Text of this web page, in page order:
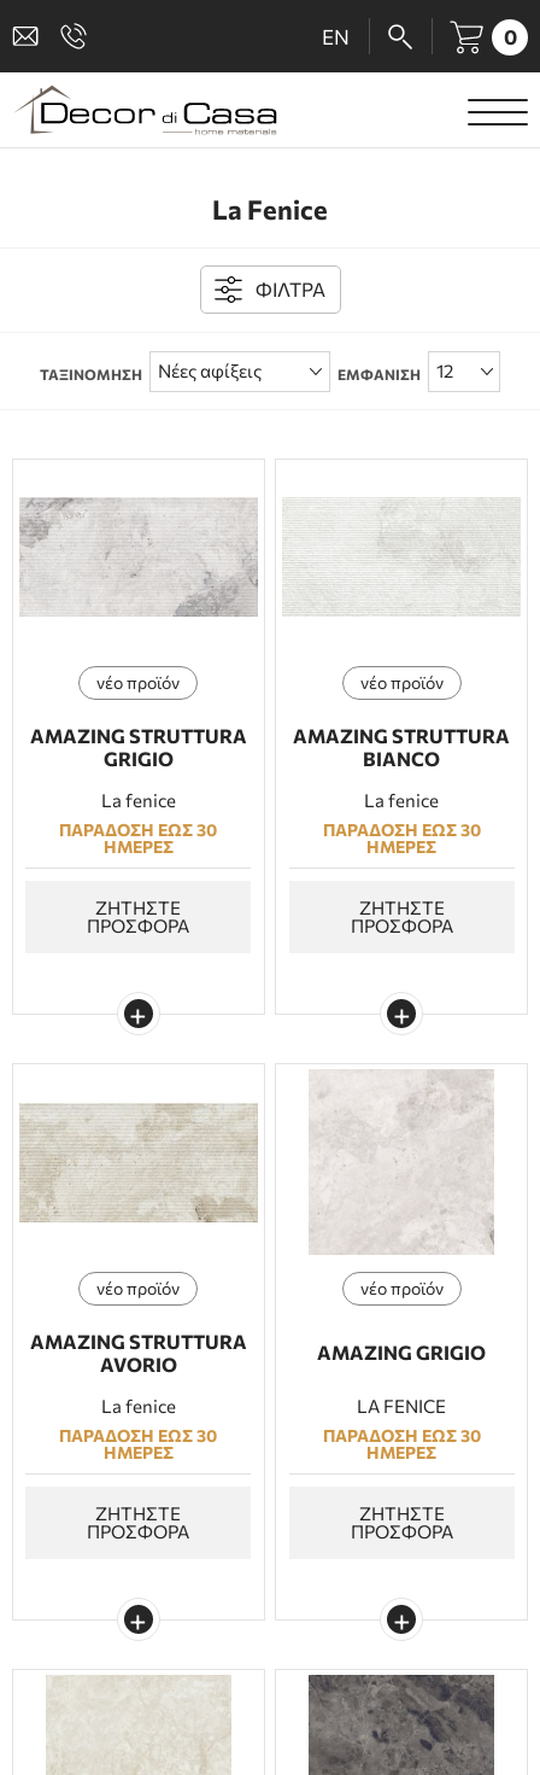
EN 0
ΕΙΔΗ ΥΓΙΕΙΝΗΣ
ΑΞΕΣΟΥΑΡ ΜΠΑΝΙΟΥ
ΚΟΥΖΙΝΑ
ΑΜΕΑ
ΕΠΙΠΛΑ ΜΠΑΝΙΟΥ
ΤΖΑΚΙ
La Fenice
ΦΙΛΤΡΑ
ΤΑΞΙΝΟΜΗΣΗ ΕΜΦΑΝΙΣΗ
νέο προϊόν
AMAZING STRUTTURA
GRIGIO
La fenice
ΠΑΡΑΔΟΣΗ ΕΩΣ 30
ΗΜΕΡΕΣ
ΖΗΤΗΣΤΕ
ΠΡΟΣΦΟΡΑ
νέο προϊόν
AMAZING STRUTTURA
BIANCO
La fenice
ΠΑΡΑΔΟΣΗ ΕΩΣ 30
ΗΜΕΡΕΣ
ΖΗΤΗΣΤΕ
ΠΡΟΣΦΟΡΑ
νέο προϊόν
AMAZING STRUTTURA
AVORIO
La fenice
ΠΑΡΑΔΟΣΗ ΕΩΣ 30
ΗΜΕΡΕΣ
ΖΗΤΗΣΤΕ
ΠΡΟΣΦΟΡΑ
νέο προϊόν
AMAZING GRIGIO
LA FENICE
ΠΑΡΑΔΟΣΗ ΕΩΣ 30
ΗΜΕΡΕΣ
ΖΗΤΗΣΤΕ
ΠΡΟΣΦΟΡΑ